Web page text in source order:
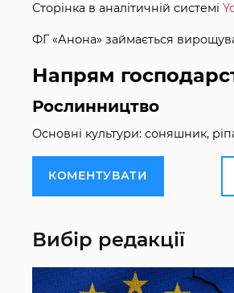
Сторінка в аналітичній системі
ФГ «Анона» займається
Напрям
Рослинництво
Основні культури: соняшник,
КОМЕНТУВАТИ
Вибір редакції